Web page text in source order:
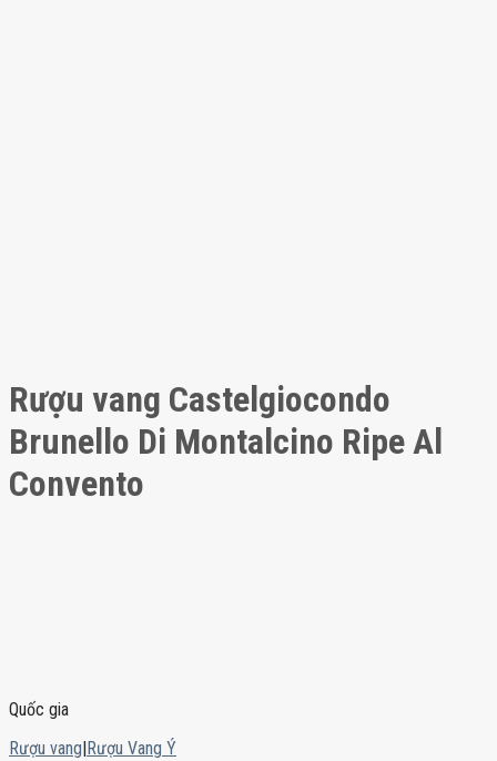
Rượu vang Castelgiocondo
Brunello Di Montalcino Ripe Al
Convento
Quốc gia
Rượu vang|Rượu Vang Ý